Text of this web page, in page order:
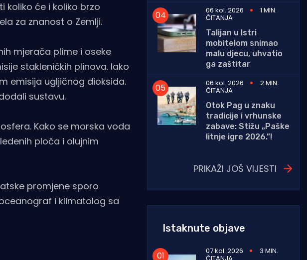
će i koliko brzo
za znanost o Zemlji.
mjerača plime i oseke
stakleničkih plinova. Iako
emisija ugljičnog dioksida.
sustavu.
Kako se morska voda
ploča i olujnim
promjene sporo
i klimatolog sa
06 kol. 2026
1 MIN.
ČITANJA
Talijan u Istri
mobitelom snimao
malu djecu, uhvatio
ga zaštitar
06 kol. 2026
2 MIN.
ČITANJA
Otok Pag u znaku
tradicije i vrhunske
zabave: Stižu „Paške
litnje igre 2026.”!
PRIKAŽI JOŠ VIJESTI
Istaknute objave
07 kol. 2026 3 MIN.
ČITANJA